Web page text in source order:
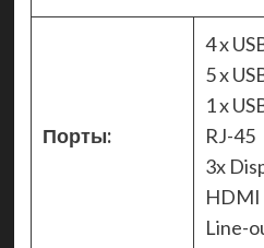
Порты:
4 x
5 x
1 x
RJ-45
3x
HDMI
Line-